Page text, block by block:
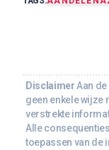
DisclaimerAan
geen enkele wijze
verstrekte
Alle
toepassen van de